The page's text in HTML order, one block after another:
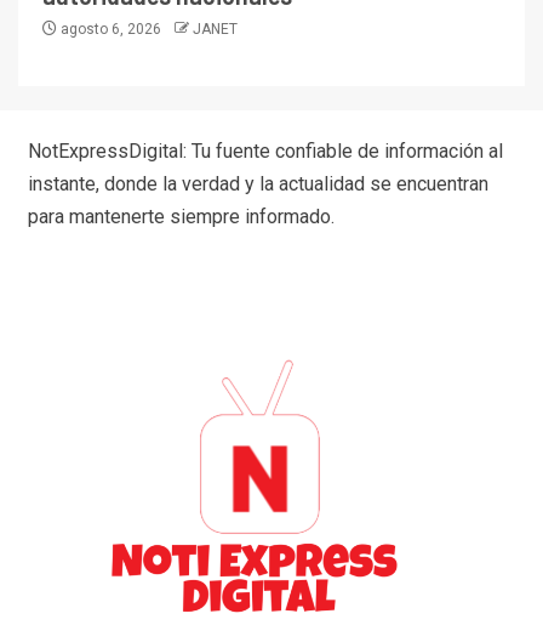
agosto 6, 2026 JANET
NotExpressDigital: Tu fuente confiable de información al
instante, donde la verdad y la actualidad se encuentran
para mantenerte siempre informado.